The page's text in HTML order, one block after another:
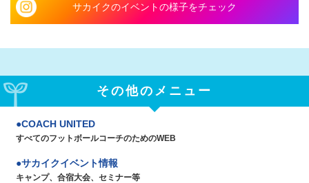
サカイクのイベントの様子をチェック
その他のメニュー
COACH UNITED
すべてのフットボールコーチのためのWEB
サカイクイベント情報
キャンプ、合宿大会、セミナー等